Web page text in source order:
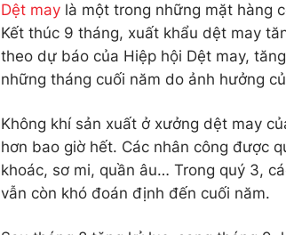
Dệt may là một trong những mặt hàng
Kết thúc 9 tháng, xuất khẩu dệt may
theo dự báo của Hiệp hội Dệt may,
những tháng cuối năm do ảnh hưởng
Không khí sản xuất ở xưởng dệt may
hơn bao giờ hết. Các nhân công được
khoác, sơ mi, quần âu… Trong quý 3,
vẫn còn khó đoán định đến cuối năm.